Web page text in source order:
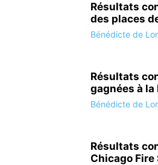
Résultats
des places
Bénédicte de
Résultats
gagnées à la
Bénédicte de
Résultats
Chicago Fire